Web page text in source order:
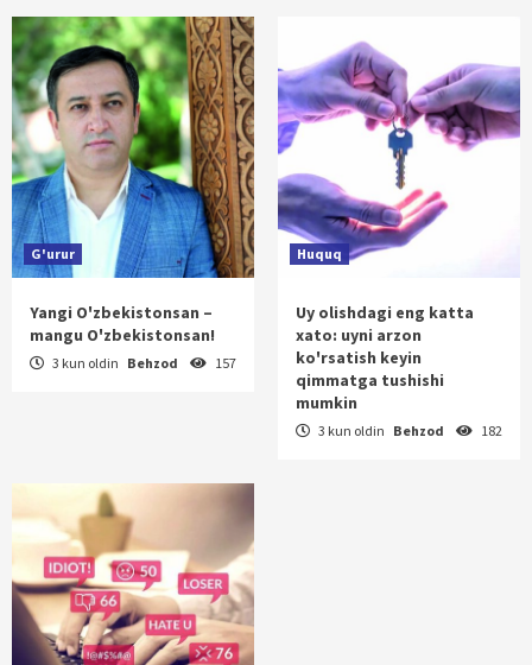
G'urur
Yangi O'zbekistonsan –
mangu O'zbekistonsan!
3 kun oldin Behzod 157
Huquq
Uy olishdagi eng katta
xato: uyni arzon
ko'rsatish keyin
qimmatga tushishi
mumkin
3 kun oldin Behzod 182